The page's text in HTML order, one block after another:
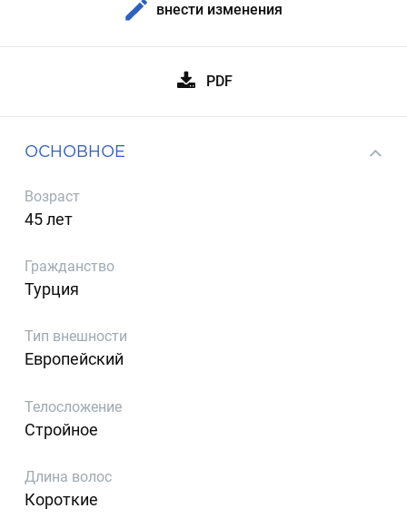
внести изменения
PDF
ОСНОВНОЕ
Возраст
45 лет
Гражданство
Турция
Тип внешности
Европейский
Телосложение
Стройное
Длина волос
Короткие